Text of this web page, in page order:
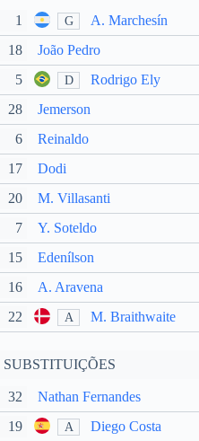
1 G A. Marchesín
18 João Pedro
5 D Rodrigo Ely
28 Jemerson
6 Reinaldo
17 Dodi
20 M. Villasanti
7 Y. Soteldo
15 Edenílson
16 A. Aravena
22 A M. Braithwaite
SUBSTITUIÇÕES
32 Nathan Fernandes
19 A Diego Costa